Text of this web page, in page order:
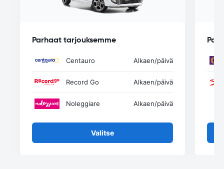
Parhaat tarjouksemme
Centauro Alkaen/päivä
Record Go Alkaen/päivä
Noleggiare Alkaen/päivä
Valitse